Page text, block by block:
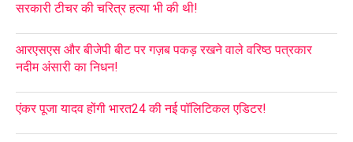
सरकारी टीचर की चरित्र हत्या भी की थी!
आरएसएस और बीजेपी बीट पर गज़ब पकड़ रखने वाले वरिष्ठ पत्रकार
नदीम अंसारी का निधन!
एंकर पूजा यादव होंगी भारत24 की नई पॉलिटिकल एडिटर!